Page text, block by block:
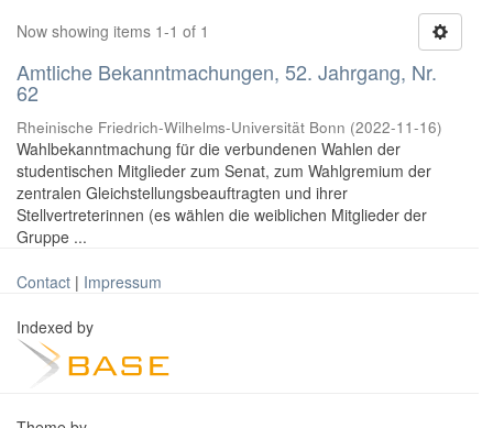
Now showing items 1-1 of 1
Amtliche Bekanntmachungen, 52. Jahrgang, Nr.
62
Rheinische Friedrich-Wilhelms-Universität Bonn (2022-11-16)
Wahlbekanntmachung für die verbundenen Wahlen der
studentischen Mitglieder zum Senat, zum Wahlgremium der
zentralen Gleichstellungsbeauftragten und ihrer
Stellvertreterinnen (es wählen die weiblichen Mitglieder der
Gruppe ...
Contact | Impressum
Indexed by